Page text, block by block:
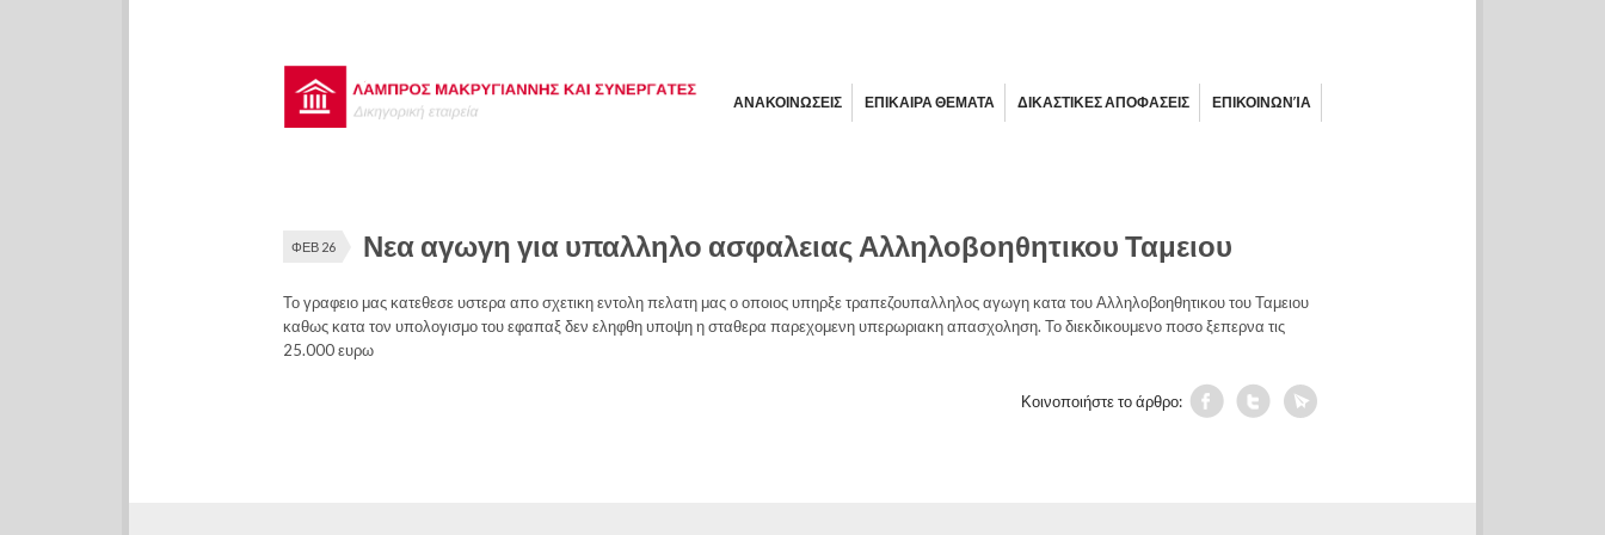
ΑΝΑΚΟΙΝΩΣΕΙΣ ΕΠΙΚΑΙΡΑ ΘΕΜΑΤΑ ΔΙΚΑΣΤΙΚΕΣ ΑΠΟΦΑΣΕΙΣ ΕΠΙΚΟΙΝΩΝΊΑ
ΦΕΒ 26 Νεα αγωγη για υπαλληλο ασφαλειας Αλληλοβοηθητικου Ταμειου
Το γραφειο μας κατεθεσε υστερα απο σχετικη εντολη πελατη μας ο οποιος υπηρξε τραπεζουπαλληλος αγωγη κατα του Αλληλοβοηθητικου του Ταμειου
καθως κατα τον υπολογισμο του εφαπαξ δεν εληφθη υποψη η σταθερα παρεχομενη υπερωριακη απασχοληση. Το διεκδικουμενο ποσο ξεπερνα τις
25.000 ευρω
Κοινοποιήστε το άρθρο: